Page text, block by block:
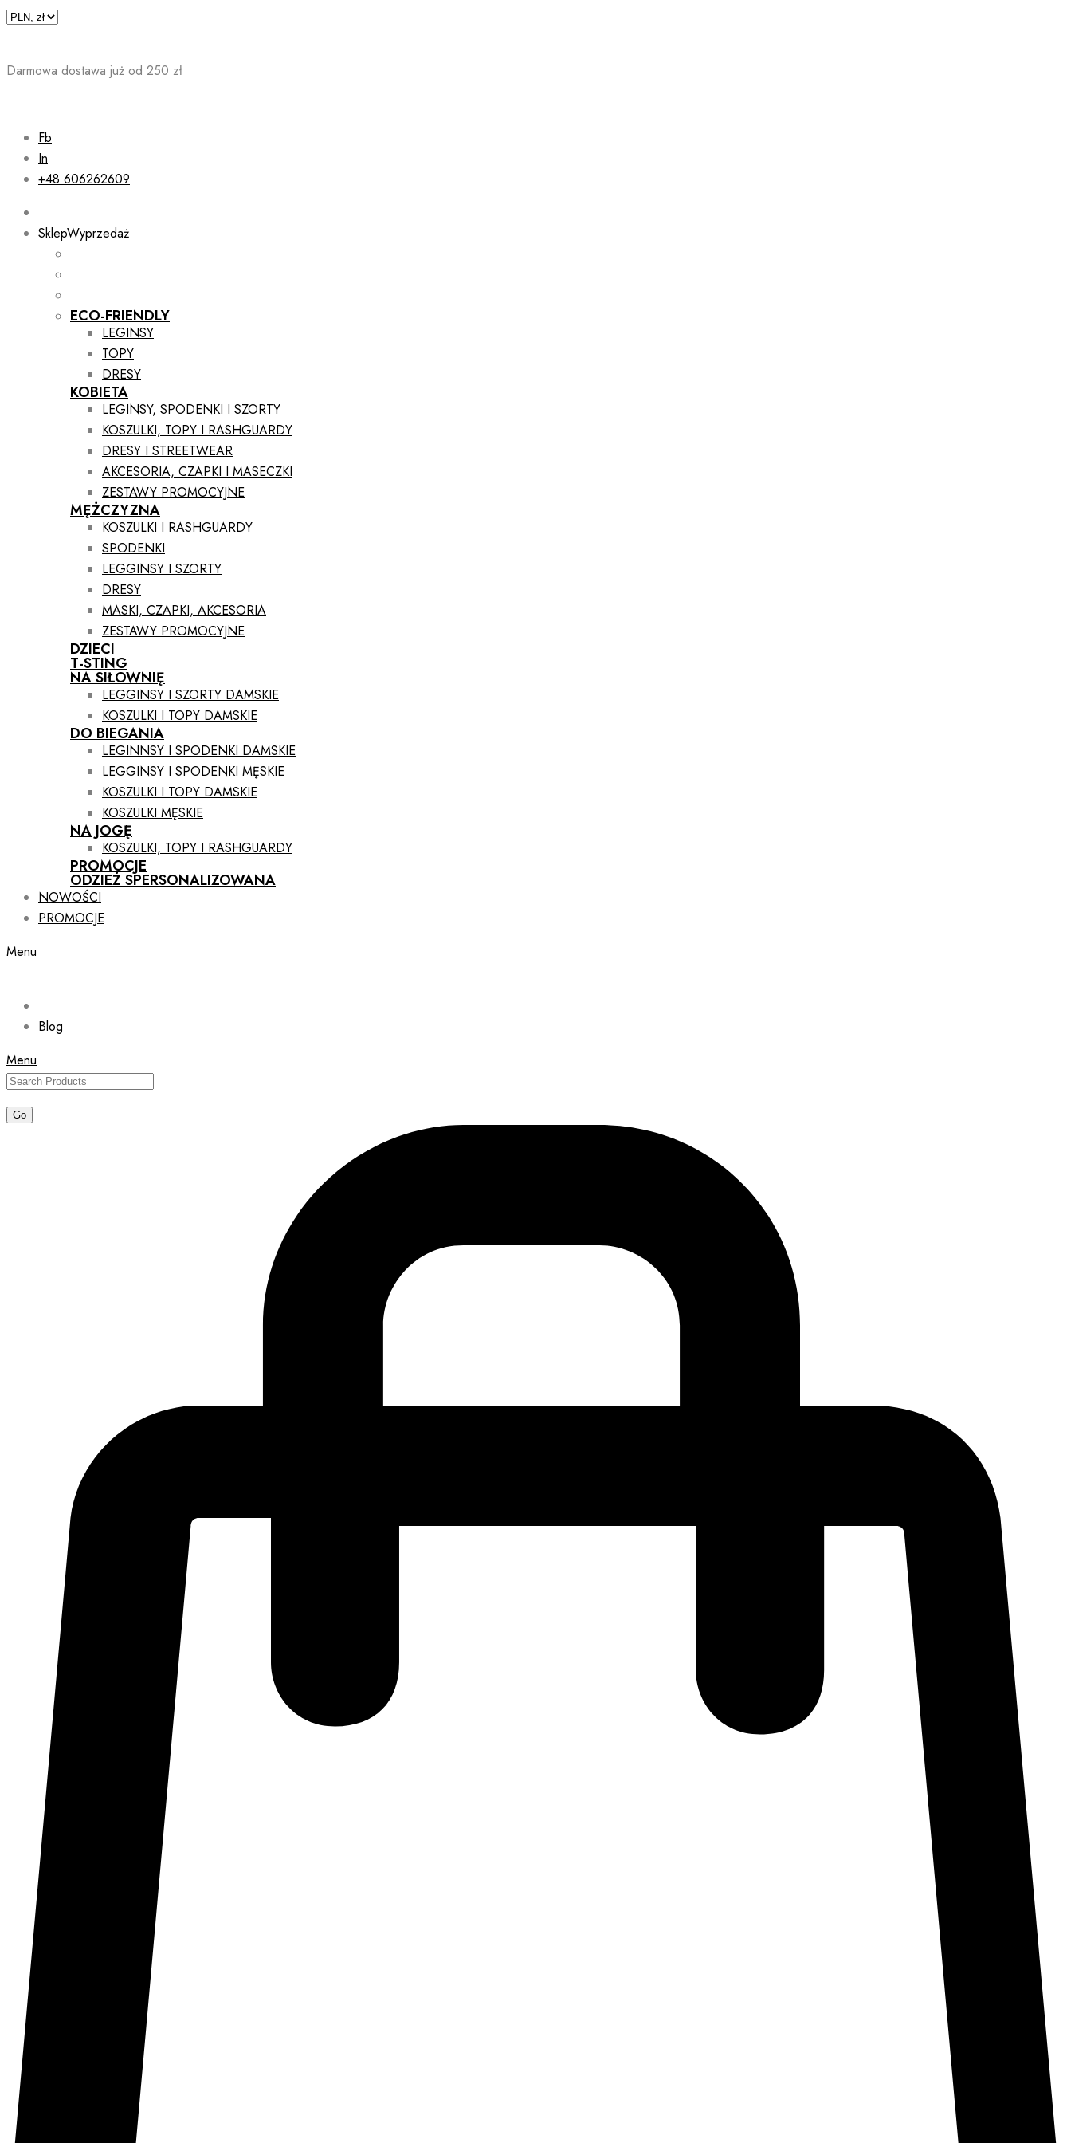
Skip
Darmowa dostawa już od 250 zł
Fb
In
+48 606262609
SklepWyprzedaż
ECO-FRIENDLY
LEGINSY
TOPY
DRESY
KOBIETA
LEGINSY, SPODENKI I SZORTY
KOSZULKI, TOPY I RASHGUARDY
DRESY I STREETWEAR
AKCESORIA, CZAPKI I MASECZKI
ZESTAWY PROMOCYJNE
MĘŻCZYZNA
KOSZULKI I RASHGUARDY
SPODENKI
LEGGINSY I SZORTY
DRESY
MASKI, CZAPKI, AKCESORIA
ZESTAWY PROMOCYJNE
DZIECI
T-STING
NA SIŁOWNIĘ
LEGGINSY I SZORTY DAMSKIE
KOSZULKI I TOPY DAMSKIE
DO BIEGANIA
LEGINNSY I SPODENKI DAMSKIE
LEGGINSY I SPODENKI MĘSKIE
KOSZULKI I TOPY DAMSKIE
KOSZULKI MĘSKIE
NA JOGĘ
KOSZULKI, TOPY I RASHGUARDY
PROMOCJE
ODZIEŻ SPERSONALIZOWANA
NOWOŚCI
PROMOCJE
Menu
Blog
Menu